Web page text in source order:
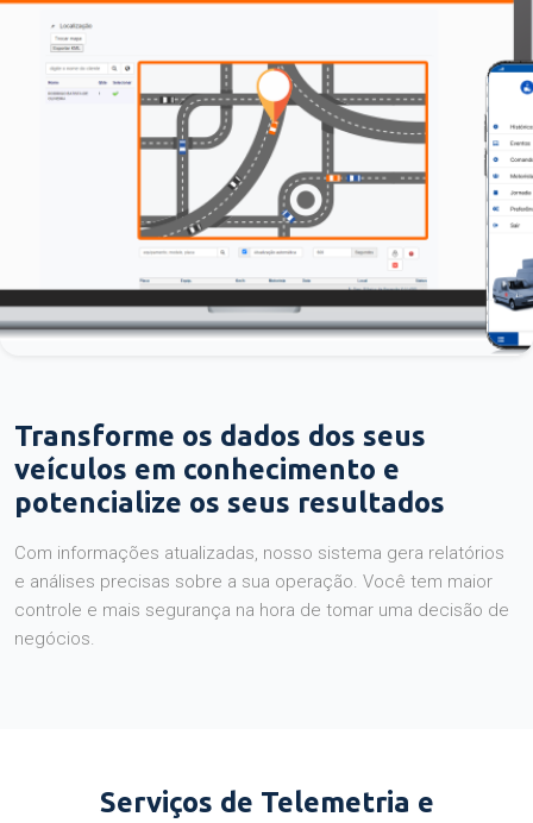
Transforme os dados dos seus
veículos em conhecimento e
potencialize os seus resultados
Com informações atualizadas, nosso sistema gera relatórios
e análises precisas sobre a sua operação. Você tem maior
controle e mais segurança na hora de tomar uma decisão de
negócios.
Serviços de Telemetria e